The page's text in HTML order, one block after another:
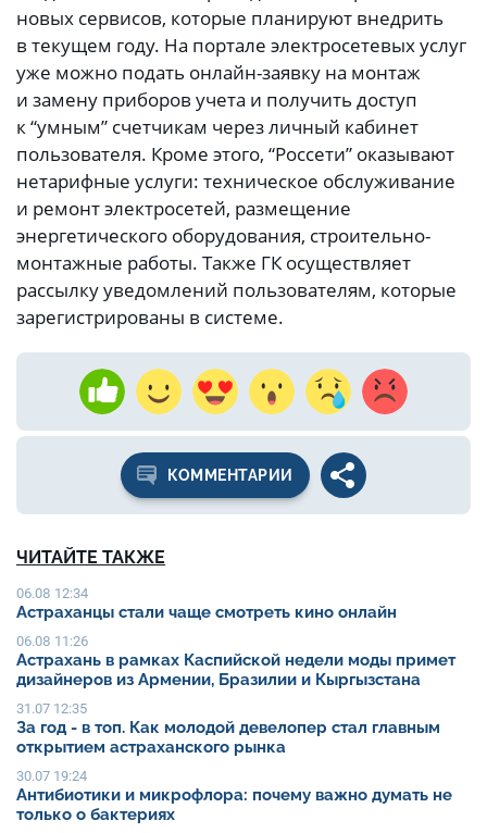
новых сервисов, которые планируют внедрить
в текущем году. На портале электросетевых услуг
уже можно подать онлайн-заявку на монтаж
и замену приборов учета и получить доступ
к “умным” счетчикам через личный кабинет
пользователя. Кроме этого, “Россети” оказывают
нетарифные услуги: техническое обслуживание
и ремонт электросетей, размещение
энергетического оборудования, строительно-
монтажные работы. Также ГК осуществляет
рассылку уведомлений пользователям, которые
зарегистрированы в системе.
КОММЕНТАРИИ
ЧИТАЙТЕ ТАКЖЕ
06.08 12:34
Астраханцы стали чаще смотреть кино онлайн
06.08 11:26
Астрахань в рамках Каспийской недели моды примет
дизайнеров из Армении, Бразилии и Кыргызстана
31.07 12:35
За год - в топ. Как молодой девелопер стал главным
открытием астраханского рынка
30.07 19:24
Антибиотики и микрофлора: почему важно думать не
только о бактериях